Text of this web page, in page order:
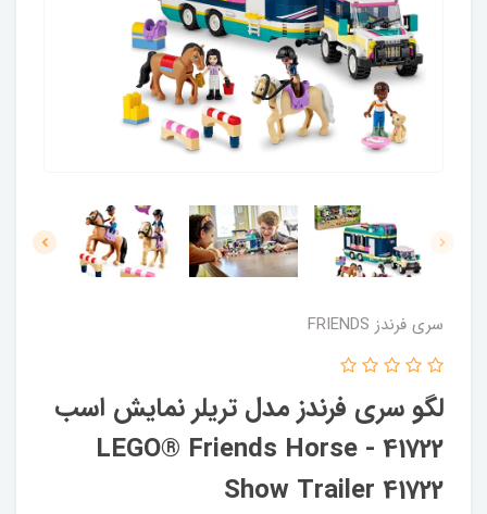
سری فرندز FRIENDS
لگو سری فرندز مدل تریلر نمایش اسب
41722 - LEGO® Friends Horse
Show Trailer 41722